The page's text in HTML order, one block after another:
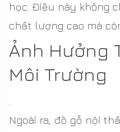
học. Điều này không
chất lượng cao mà
Ảnh Hưởng
Môi Trường
Ngoài ra, đồ gỗ nội